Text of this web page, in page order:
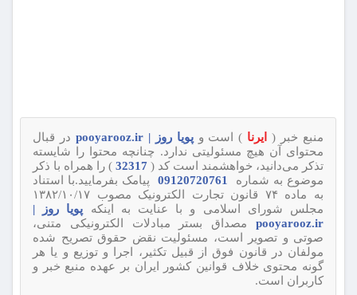
منبع خبر ( ایرنا ) است وپویا روز | pooyarooz.ir
در قبال
محتوای آن هیچ مسئولیتی ندارد. چنانچه محتوا را شایسته
تذکر می‌دانید، خواهشمند است کد (
) را همراه با ذکر
موضوع به شماره
پیامک بفرمایید.با استناد
به ماده ۷۴ قانون تجارت الکترونیک مصوب ۱۳۸۲/۱۰/۱۷
مجلس شورای اسلامی و با عنایت به اینکه پویا روز |
pooyarooz.ir مصداق بستر مبادلات الکترونیکی متنی،
صوتی و تصویر است، مسئولیت نقض حقوق تصریح شده
مولفان در قانون فوق از قبیل تکثیر، اجرا و توزیع و یا هر
گونه محتوی خلاف قوانین کشور ایران بر عهده منبع خبر و
کاربران است.